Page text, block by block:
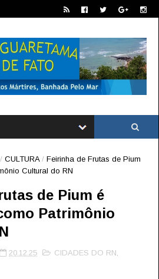
/ CULTURA / Feirinha de Frutas de Pium
Cultural do RN
de Pium é
Patrimônio
20.12.25 CIDADES DO RN,